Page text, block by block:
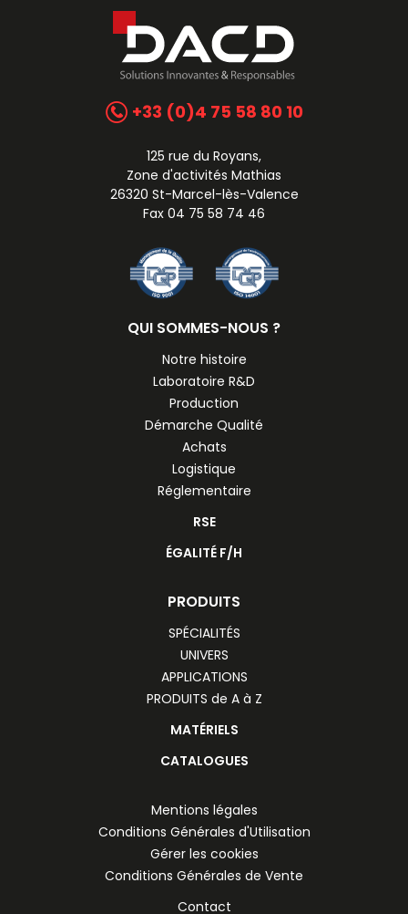
+33 (0)4 75 58 80 10
125 rue du Royans,
Zone d'activités Mathias
26320 St-Marcel-lès-Valence
Fax 04 75 58 74 46
QUI SOMMES-NOUS ?
Notre histoire
Laboratoire R&D
Production
Démarche Qualité
Achats
Logistique
Réglementaire
RSE
ÉGALITÉ F/H
PRODUITS
SPÉCIALITÉS
UNIVERS
APPLICATIONS
PRODUITS de A à Z
MATÉRIELS
CATALOGUES
Mentions légales
Conditions Générales d'Utilisation
Gérer les cookies
Conditions Générales de Vente
Contact